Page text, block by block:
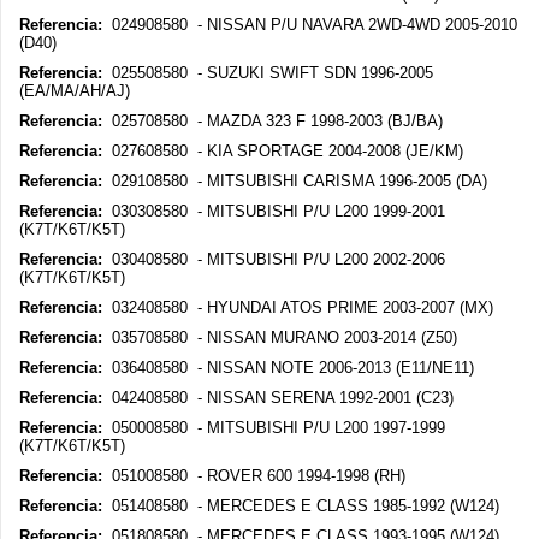
Referencia: 024908580 - NISSAN P/U NAVARA 2WD-4WD 2005-2010
(D40)
Referencia: 025508580 - SUZUKI SWIFT SDN 1996-2005
(EA/MA/AH/AJ)
Referencia: 025708580 - MAZDA 323 F 1998-2003 (BJ/BA)
Referencia: 027608580 - KIA SPORTAGE 2004-2008 (JE/KM)
Referencia: 029108580 - MITSUBISHI CARISMA 1996-2005 (DA)
Referencia: 030308580 - MITSUBISHI P/U L200 1999-2001
(K7T/K6T/K5T)
Referencia: 030408580 - MITSUBISHI P/U L200 2002-2006
(K7T/K6T/K5T)
Referencia: 032408580 - HYUNDAI ATOS PRIME 2003-2007 (MX)
Referencia: 035708580 - NISSAN MURANO 2003-2014 (Z50)
Referencia: 036408580 - NISSAN NOTE 2006-2013 (E11/NE11)
Referencia: 042408580 - NISSAN SERENA 1992-2001 (C23)
Referencia: 050008580 - MITSUBISHI P/U L200 1997-1999
(K7T/K6T/K5T)
Referencia: 051008580 - ROVER 600 1994-1998 (RH)
Referencia: 051408580 - MERCEDES E CLASS 1985-1992 (W124)